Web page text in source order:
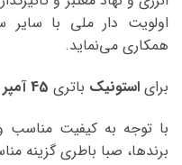
اولویت دار ملی با سایر
همکاری می‌نماید.
برای استونیک باتری
با توجه به کیفیت مناسب
برندها، صبا باطری گزینه